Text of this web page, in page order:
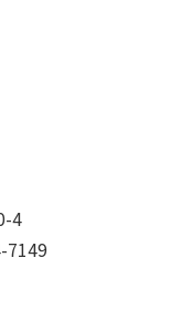
4
7149